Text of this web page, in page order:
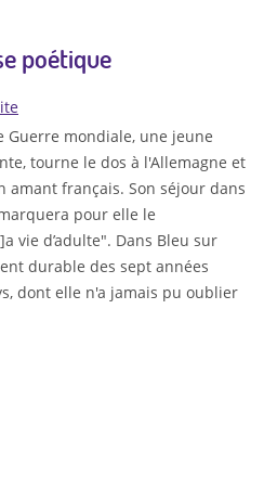
poétique
Guerre mondiale, une jeune
tourne le dos à l'Allemagne et
amant français. Son séjour dans
pour elle le
vie d’adulte". Dans Bleu sur
durable des sept années
dont elle n'a jamais pu oublier